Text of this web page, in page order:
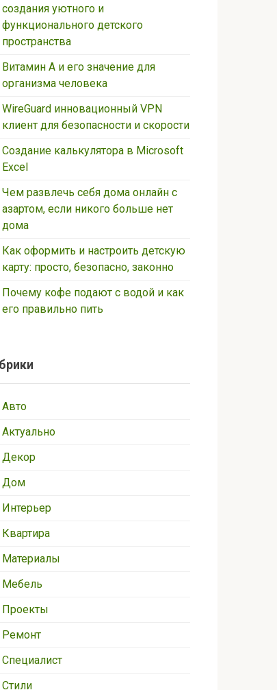
создания уютного и
функционального детского
пространства
Витамин А и его значение для
организма человека
WireGuard инновационный VPN
клиент для безопасности и скорости
Создание калькулятора в Microsoft
Excel
Чем развлечь себя дома онлайн с
азартом, если никого больше нет
дома
Как оформить и настроить детскую
карту: просто, безопасно, законно
Почему кофе подают с водой и как
его правильно пить
Авто
Актуально
Декор
Дом
Интерьер
Квартира
Материалы
Мебель
Проекты
Ремонт
Специалист
Стили